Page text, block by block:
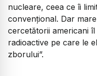
nucleare, ceea ce îi
convențional. Dar
cercetătorii americani
radioactive pe care le
zborului”.